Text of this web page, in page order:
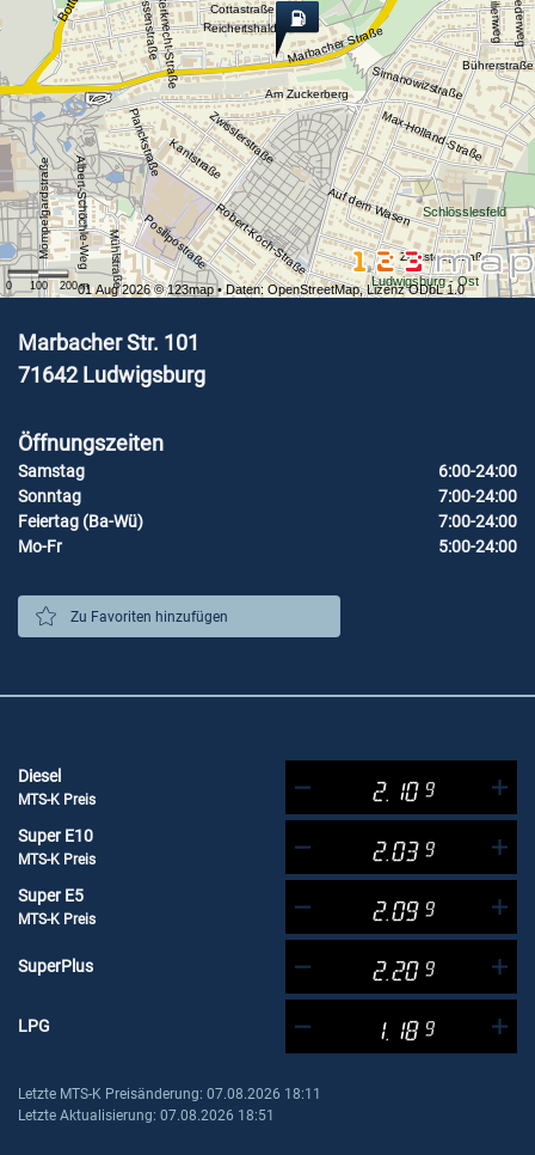
Schlösslesfeld
Ludwigsburg - Ost
Fliederweg
Lilienweg
Bührerstraße
Max-Holland-Straße
Zumsteegstraße
Auf dem Wasen
Simanowizstraße
Cottastraße
Reichertshalde
Zwisslerstraße
Kantstraße
Planckstraße
Posilipostraße
Mühlstraße Robert-Koch-Straße
Mömpelgardstraße
Am Zuckerberg
Marbacher Straße
Albert-Schöchle-Weg
0 100 200 m
01 Aug 2026 ©123map• Daten: OpenStreetMap,Lizenz ODbL 1.0
Marbacher Str. 101
71642 Ludwigsburg
Öffnungszeiten
Samstag
6:00-24:00
Sonntag
7:00-24:00
Feiertag (Ba-Wü)
7:00-24:00
Mo-Fr
5:00-24:00
Zu Favoriten hinzufügen
Diesel
MTS-K Preis 2.10 9
Super E10
MTS-K Preis 2.03 9
Super E5
MTS-K Preis 2.09 9
SuperPlus 2.20 9
LPG 1.18 9
Letzte MTS-K Preisänderung: 07.08.2026 18:11
Letzte Aktualisierung: 07.08.2026 18:51